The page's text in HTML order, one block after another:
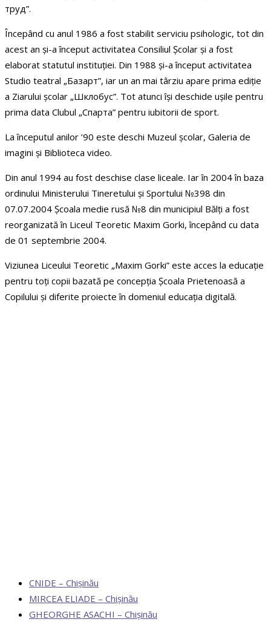
труд”.
Începând cu anul 1986 a fost stabilit serviciu psihologic, tot din
acest an și-a început activitatea Consiliul Școlar și a fost
elaborat statutul instituției. Din 1988 și-a început activitatea
Studio teatral „Базарт”, iar un an mai târziu apare prima ediție
a Ziarului școlar „Шклобус”. Tot atunci își deschide ușile pentru
prima data Clubul „Спарта” pentru iubitorii de sport.
La începutul anilor ’90 este deschi Muzeul școlar, Galeria de
imagini și Biblioteca video.
Din anul 1994 au fost deschise clase liceale. Iar în 2004 în baza
ordinului Ministerului Tineretului și Sportului №398 din
07.07.2004 Școala medie rusă №8 din municipiul Bălți a fost
reorganizată în Liceul Teoretic Maxim Gorki, începând cu data
de 01 septembrie 2004.
Viziunea Liceului Teoretic „Maxim Gorki” este acces la educație
pentru toți copii bazată pe concepția Școala Prietenoasă a
Copilului și diferite proiecte în domeniul educația digitală.
CNIDE – Chișinău
MIRCEA ELIADE – Chișinău
GHEORGHE ASACHI – Chișinău